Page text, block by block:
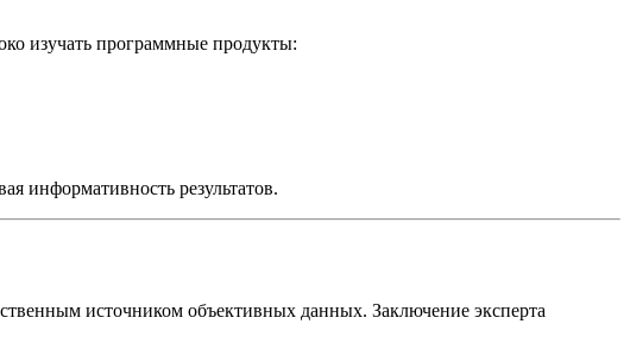
изучать программные продукты:
информативность результатов.
источником объективных данных. Заключение эксперта